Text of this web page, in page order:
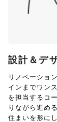
設計＆デ
リノベーショ
インまでワン
を担当するコ
りながら進め
住まいを形に